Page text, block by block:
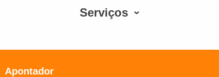
Serviços
Apontador